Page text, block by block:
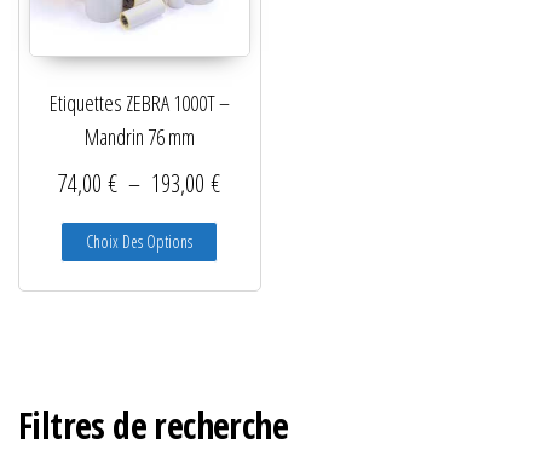
Lecteurs code-barres de présentation
Lecteurs filaires 1D et 2D
Lecteurs sans fil 1D et 2D
Logiciels étiquettes
Ré-enrouleurs Distributeurs
RFID
Etiquettes ZEBRA 1000T –
Mandrin 76 mm
74,00€ – 193,00€Plage de prix : 74,00 € à 193,00 €
Choix Des Options
Filtres de recherche